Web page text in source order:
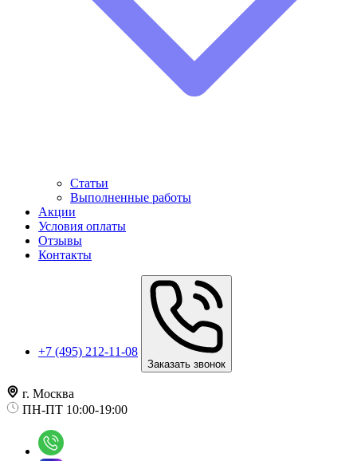
Статьи
Выполненные работы
Акции
Условия оплаты
Отзывы
Контакты
+7 (495) 212-11-08
Заказать звонок
г. Москва
ПН-ПТ 10:00-19:00